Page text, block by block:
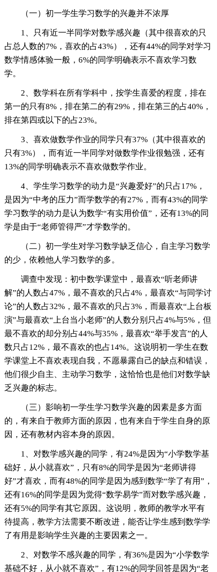
（一）初一学生学习数学的兴趣并不浓厚
1、只有近一半同学对数学感兴趣（其中很喜欢的只
占总人数的7%，喜欢的占43%），还有44%的同学对学习
数学情感体验一般，6%的同学明确表示不喜欢学习数
学。
2、数学科在所有学科中，按学生喜爱的程度，排在
第一的只有8%，排在第二的有29%，排在第三的占40%，
排在第四或以下的占23%。
3、喜欢做数学作业的同学只有37%（其中很喜欢的
只有3%），而有近一半同学对做数学作业很勉强，还有
13%的同学明确表示不喜欢做数学作业。
4、学生学习数学的动力是“兴趣爱好”的只占17%，
是因为“中考的压力”而学数学的有27%，而有43%的同学
学习数学的动力是认为数学“有实用价值”，还有13%的同
学是由于“老师管得严”才学数学的。
（二）初一学生对学习数学缺乏信心，自主学习数学
的少，依赖他人学习数学的多。
调查中发现：初中数学课堂中，最喜欢“听老师讲
解”的人数占47%，最不喜欢的只占4%，最喜欢“与同学讨
论”的人数占32%，最不喜欢的只占3%，而最喜欢“上台板
演”与最喜欢“上台当小老师”的人数分别只占4%与5%，但
最不喜欢的却分别占44%与35%，最喜欢“举手发言”的人
数只占12%，最不喜欢的也占14%。这说明初一学生在数
学课堂上不喜欢表现自我，不愿暴露自己的缺点和错误，
他们很少自主、主动学习数学，这恰恰也是他们对数学缺
乏兴趣的标志。
（三）影响初一学生学习数学兴趣的因素是多方面
的，有来自于教师方面的原因，也有来自于学生自身的原
因，还有教材内容本身的原因。
1、对数学感兴趣的同学，有24%是因为“小学数学基
础好，从小就喜欢”，只有8%的同学是因为“老师讲得
好”才喜欢，而有48%的同学是因为感到数学“学了有用”，
还有16%的同学是因为觉得“数学易学”而对数学感兴趣，
还有5%的同学有其它原因。这说明，教师的教学水平有
待提高，教学方法需要不断改进，能否让学生感到数学学
了有用是影响学生兴趣的主要因素之一。
2、对数学不感兴趣的同学，有36%是因为“小学数学
基础不好，从小就不喜欢”，有12%的同学回答是因为“老